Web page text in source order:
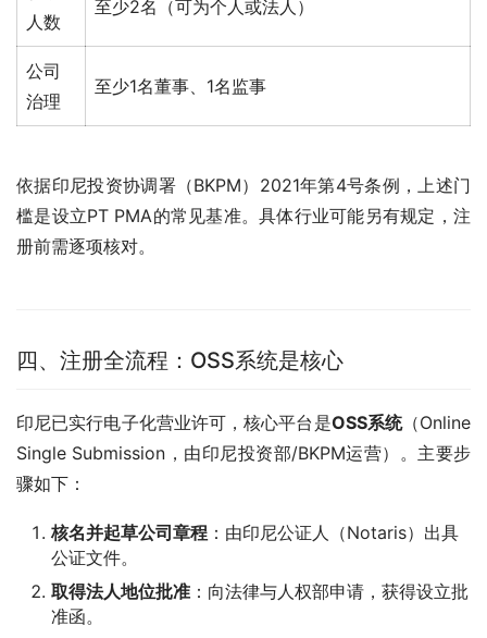
人数
至少2名（可为个人或法人）
公司
治理
至少1名董事、1名监事
依据印尼投资协调署（BKPM）2021年第4号条例，上述门
槛是设立PT PMA的常见基准。具体行业可能另有规定，注
册前需逐项核对。
四、注册全流程：OSS系统是核心
印尼已实行电子化营业许可，核心平台是OSS系统（Online
Single Submission，由印尼投资部/BKPM运营）。主要步
骤如下：
核名并起草公司章程 ：由印尼公证人（Notaris）出具
公证文件。
取得法人地位批准 ：向法律与人权部申请，获得设立批
准函。